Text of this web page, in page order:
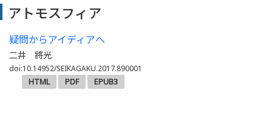
アトモスフィア
疑問からアイディアへ
二井 將光
doi:10.14952/SEIKAGAKU.2017.890001
HTML PDF EPUB3